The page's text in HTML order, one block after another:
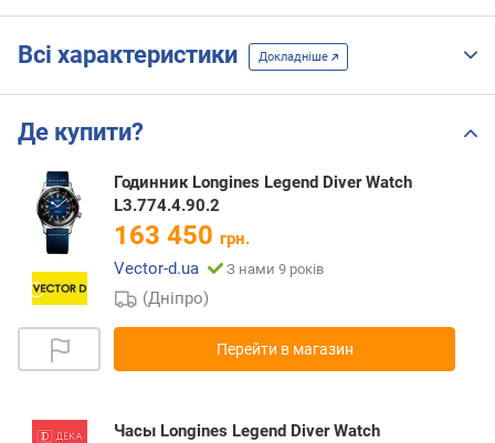
Всі характеристики Докладніше
Де купити?
Годинник Longines Legend Diver Watch
L3.774.4.90.2
163 450 грн.
Vector-d.ua
З нами 9 років
(Дніпро)
Перейти в магазин
Часы Longines Legend Diver Watch